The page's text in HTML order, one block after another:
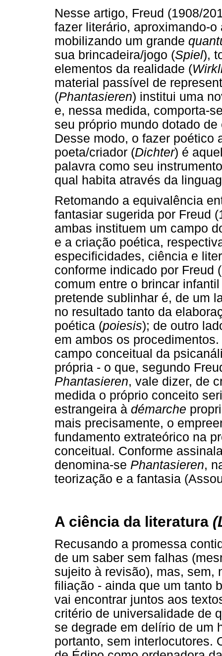
Nesse artigo, Freud (1908/
fazer literário, aproximando-
mobilizando um grande
sua brincadeira/jogo (Spiel),
elementos da realidade (
material passível de
(Phantasieren) institui uma
e, nessa medida, comporta-
seu próprio mundo dotado
Desse modo, o fazer poético
poeta/criador (Dichter) é
palavra como seu
qual habita através da
Retomando a equivalência
fantasiar sugerida por Freud
ambas instituem um campo
e a criação poética,
especificidades, ciência e
conforme indicado por Freud
comum entre o brincar
pretende sublinhar é, de um
no resultado tanto da
poética (poiesis); de outro
em ambos os
campo conceitual da
própria - o que, segundo
Phantasieren, vale dizer, de
medida o próprio conceito
estrangeira à démarche
mais precisamente, o
fundamento extrateórico na
conceitual. Conforme
denomina-se Phantasieren,
teorização e a fantasia
A ciência da literatura
Recusando a promessa
de um saber sem falhas
sujeito à revisão), mas, sem,
filiação - ainda que um tanto
vai encontrar juntos aos
critério de universalidade de
se degrade em delírio de um
portanto, sem interlocutores.